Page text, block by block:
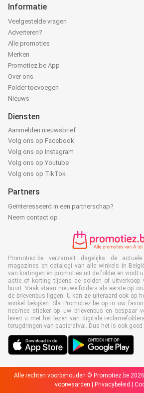
Informatie
Veelgestelde vragen
Adverteren?
Alle promoties
Merken
Promotiez.be App
Over ons
Folder toevoegen
Nieuws
Diensten
Aanmelden nieuwsbrief
Volg ons op Facebook
Volg ons op Instagram
Volg ons op Youtube
Volg ons op TikTok
Partners
Geïnteresseerd in een partnerschap?
Neem contact op
Promotiez.be verzamelt dagelijks de actuele
magazines en catalogi van alle winkels in
van kortingen en promoties uit de folder en vindt
actie of korting tijdens de solden of uitverkoop
buurt. Vaak staan nieuwe folders als eerste op
de brievenbus liggen. U kan ze uiteraard ook op
winkel bekijken. Sla Promotiez.be op in uw
nee/nee sticker op uw brievenbus en bespaar
levert u met het lezen van digitale
terugdringen van papierafval. Dus het is ook goed
Alle rechten voorbehouden © Promotiez.be
voorwaarden | Privacybeleid |